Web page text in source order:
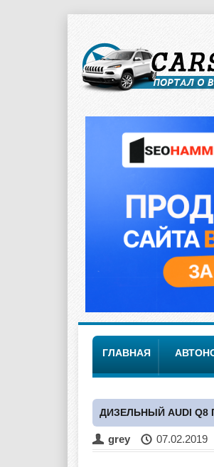
ГЛАВНАЯ
ДИЗЕЛЬНЫЙ AUDI
grey 07.02.2019